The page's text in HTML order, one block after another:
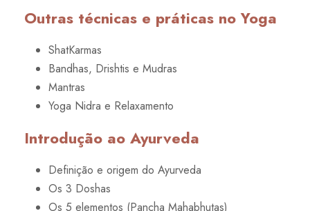
Outras técnicas e práticas no Yoga
ShatKarmas
Bandhas, Drishtis e Mudras
Mantras
Yoga Nidra e Relaxamento
Introdução ao Ayurveda
Definição e origem do Ayurveda
Os 3 Doshas
Os 5 elementos (Pancha Mahabhutas)